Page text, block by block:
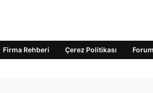
Firma Rehberi Çerez Politikası Forum